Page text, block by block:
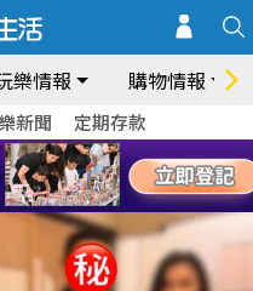
樂情報 購物情報
新聞 定期存款